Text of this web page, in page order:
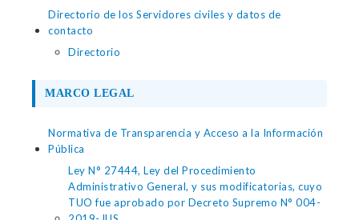
Directorio de los Servidores civiles y datos de
contacto
Directorio
MARCO LEGAL
Normativa de Transparencia y Acceso a la Información
Pública
Ley N° 27444, Ley del Procedimiento
Administrativo General, y sus modificatorias, cuyo
TUO fue aprobado por Decreto Supremo N° 004-